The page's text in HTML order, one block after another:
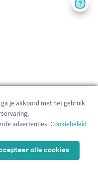
je akkoord met het gebruik
advertenties.Cookiebeleid
alle cookies